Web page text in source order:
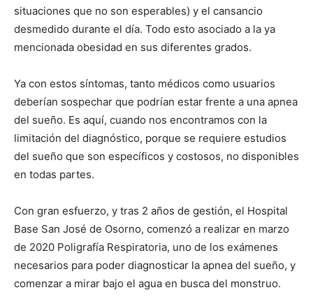
situaciones que no son esperables) y el cansancio
desmedido durante el día. Todo esto asociado a la ya
mencionada obesidad en sus diferentes grados.
Ya con estos síntomas, tanto médicos como usuarios
deberían sospechar que podrían estar frente a una apnea
del sueño. Es aquí, cuando nos encontramos con la
limitación del diagnóstico, porque se requiere estudios
del sueño que son específicos y costosos, no disponibles
en todas partes.
Con gran esfuerzo, y tras 2 años de gestión, el Hospital
Base San José de Osorno, comenzó a realizar en marzo
de 2020 Poligrafía Respiratoria, uno de los exámenes
necesarios para poder diagnosticar la apnea del sueño, y
comenzar a mirar bajo el agua en busca del monstruo.